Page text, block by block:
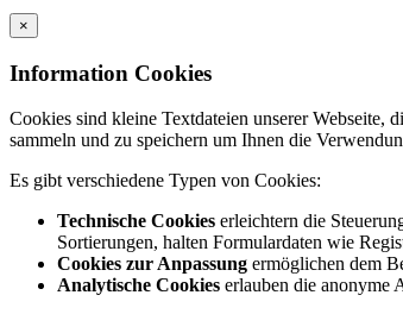
×
Information Cookies
Cookies sind kleine Textdateien unserer Webseite,
sammeln und zu speichern um Ihnen die
Es gibt verschiedene Typen von Cookies:
Technische Cookies erleichtern die
Sortierungen, halten Formulardaten wie
Cookies zur Anpassung ermöglichen dem
Analytische Cookies erlauben die anonyme